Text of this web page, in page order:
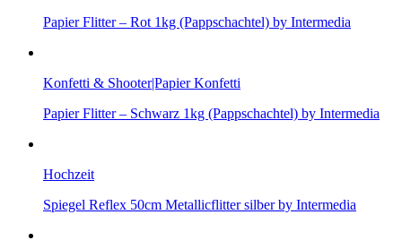
Papier Flitter – Rot 1kg (Pappschachtel) by Intermedia
Konfetti & Shooter|Papier Konfetti
Papier Flitter – Schwarz 1kg (Pappschachtel) by Intermedia
Hochzeit
Spiegel Reflex 50cm Metallicflitter silber by Intermedia